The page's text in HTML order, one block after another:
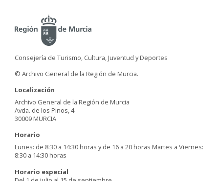
Consejería de Turismo, Cultura, Juventud y Deportes
© Archivo General de la Región de Murcia.
Localización
Archivo General de la Región de Murcia
Avda. de los Pinos, 4
30009 MURCIA
Horario
Lunes: de 8:30 a 14:30 horas y de 16 a 20 horas Martes a Viernes:
8:30 a 14:30 horas
Horario especial